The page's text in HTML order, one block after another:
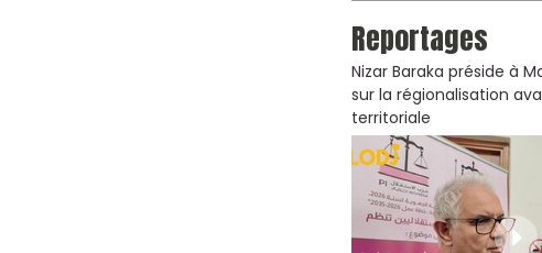
Reportages
Nizar Baraka préside à
sur la régionalisation
territoriale